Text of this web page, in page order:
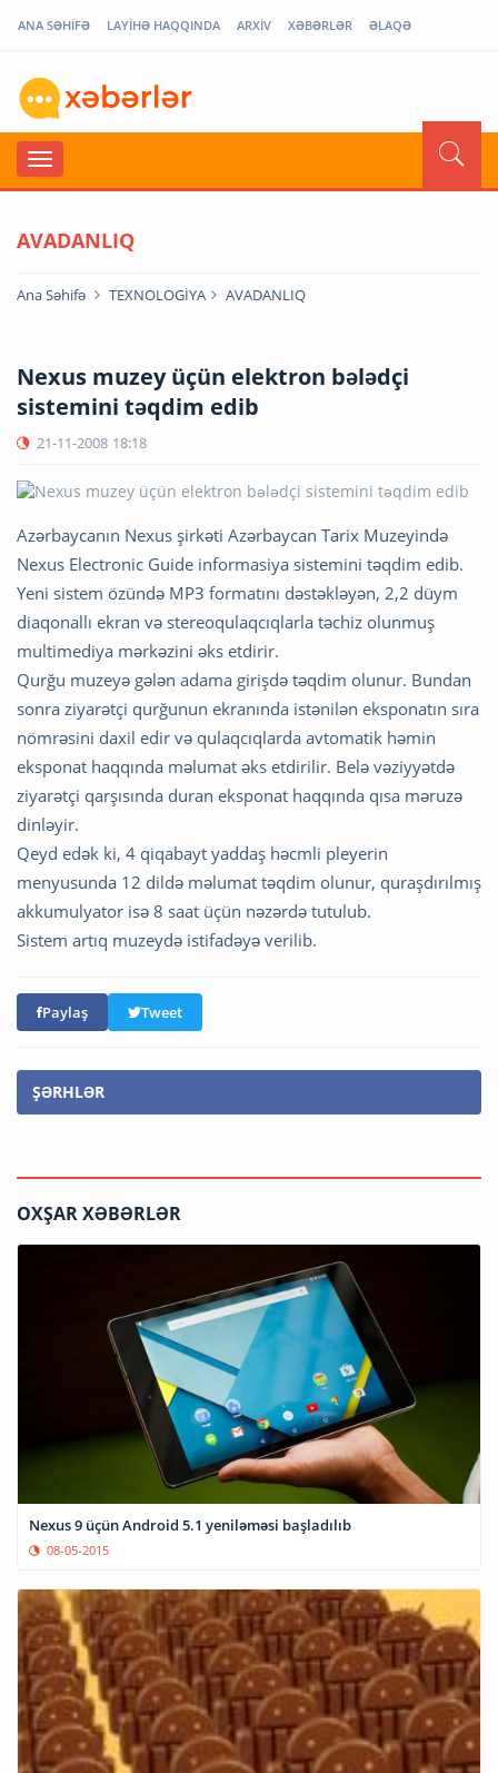
ANA SƏHİFƏ LAYİHƏ HAQQINDA ARXİV XƏBƏRLƏR ƏLAQƏ
AVADANLIQ
Ana Səhifə TEXNOLOGİYA AVADANLIQ
Nexus muzey üçün elektron bələdçi
sistemini təqdim edib
21-11-2008 18:18
Azərbaycanın Nexus şirkəti Azərbaycan Tarix Muzeyində
Nexus Electronic Guide informasiya sistemini təqdim edib.
Yeni sistem özündə MP3 formatını dəstəkləyən, 2,2 düym
diaqonallı ekran və stereoqulaqcıqlarla təchiz olunmuş
multimediya mərkəzini əks etdirir.
Qurğu muzeyə gələn adama girişdə təqdim olunur. Bundan
sonra ziyarətçi qurğunun ekranında istənilən eksponatın sıra
nömrəsini daxil edir və qulaqcıqlarda avtomatik həmin
eksponat haqqında məlumat əks etdirilir. Belə vəziyyətdə
ziyarətçi qarşısında duran eksponat haqqında qısa məruzə
dinləyir.
Qeyd edək ki, 4 qiqabayt yaddaş həcmli pleyerin
menyusunda 12 dildə məlumat təqdim olunur, quraşdırılmış
akkumulyator isə 8 saat üçün nəzərdə tutulub.
Sistem artıq muzeydə istifadəyə verilib.
Paylaş Tweet
ŞƏRHLƏR
OXŞAR XƏBƏRLƏR
Nexus 9 üçün Android 5.1 yeniləməsi başladılıb
08-05-2015